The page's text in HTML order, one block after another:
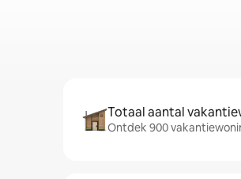
Totaal aantal
Ontdek 900